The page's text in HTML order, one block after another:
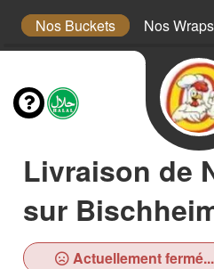
Nos Buckets Nos Wraps
Livraison de
sur
Actuellement fermé...